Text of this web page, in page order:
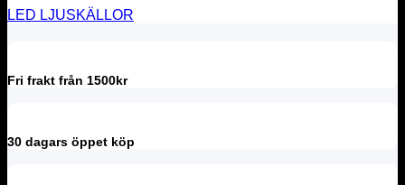
LED LJUSKÄLLOR
Fri frakt från 1500kr
30 dagars öppet köp